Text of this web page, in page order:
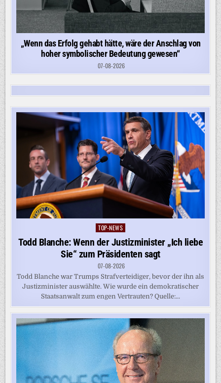
„Wenn das Erfolg gehabt hätte, wäre der Anschlag von
hoher symbolischer Bedeutung gewesen“
07-08-2026
Posted
in
TOP-NEWS
Todd Blanche: Wenn der Justizminister „Ich liebe
Sie“ zum Präsidenten sagt
07-08-2026
Todd Blanche war Trumps Strafverteidiger, bevor der ihn als
Justizminister auswählte. Wie wurde ein demokratischer
Staatsanwalt zum engen Vertrauten? Quelle:...